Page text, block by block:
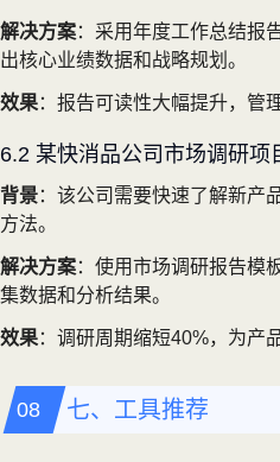
解决方案：采用年度工作总结报
出核心业绩数据和战略规划。
效果：报告可读性大幅提升，管
6.2 某快消品公司市场调研项
背景：该公司需要快速了解新产
方法。
解决方案：使用市场调研报告模
集数据和分析结果。
效果：调研周期缩短40%，为产
七、工具推荐